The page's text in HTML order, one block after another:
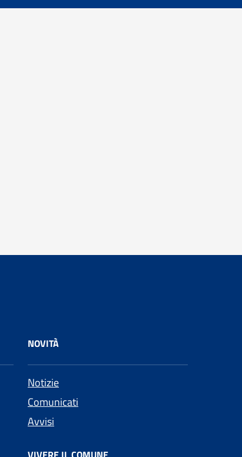
NOVITÀ
Notizie
Comunicati
Avvisi